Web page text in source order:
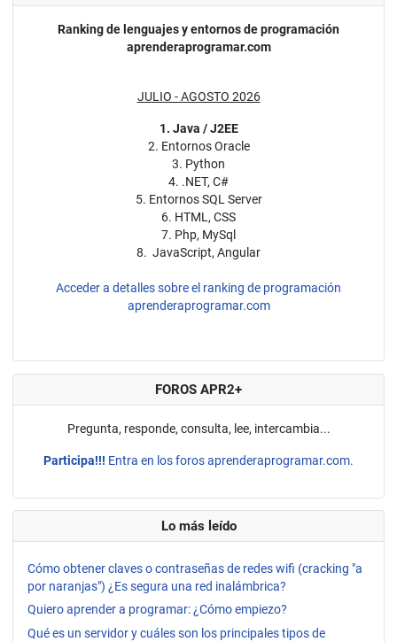
Ranking de lenguajes y entornos de programación
aprenderaprogramar.com
JULIO - AGOSTO 2026
1. Java / J2EE
2. Entornos Oracle
3. Python
4. .NET, C#
5. Entornos SQL Server
6. HTML, CSS
7. Php, MySql
8. JavaScript, Angular
Acceder a detalles sobre el ranking de programación
aprenderaprogramar.com
FOROS APR2+
Pregunta, responde, consulta, lee, intercambia...
Participa!!! Entra en los foros aprenderaprogramar.com.
Lo más leído
Cómo obtener claves o contraseñas de redes wifi (cracking "a
por naranjas") ¿Es segura una red inalámbrica?
Quiero aprender a programar: ¿Cómo empiezo?
Qué es un servidor y cuáles son los principales tipos de